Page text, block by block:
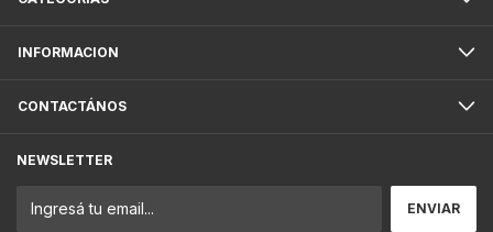
INFORMACION
CONTACTÁNOS
NEWSLETTER